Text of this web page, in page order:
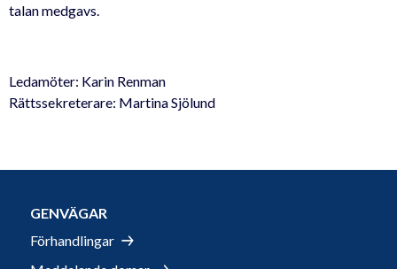
talan medgavs.
Ledamöter: Karin Renman
Rättssekreterare: Martina Sjölund
GENVÄGAR
Förhandlingar